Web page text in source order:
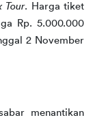
Tour. Harga tiket
Rp. 5.000.000
2 November
menantikan